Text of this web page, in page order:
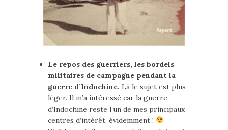
Le repos des guerriers, les bordels
militaires de campagne pendant la
guerre d’Indochine. Là le sujet est plus
léger. Il m’a intéressé car la guerre
d’Indochine reste l’un de mes principaux
centres d’intérêt, évidemment !